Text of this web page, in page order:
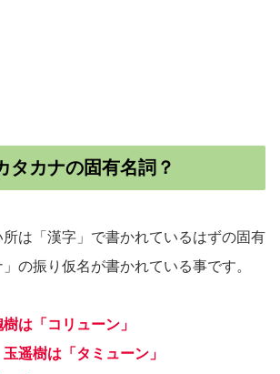
タカナの固有名詞？
は「漢字」で書かれているはずの固有
の振り仮名が書かれている事です。
は「コリューン」
遥樹は「タミューン」